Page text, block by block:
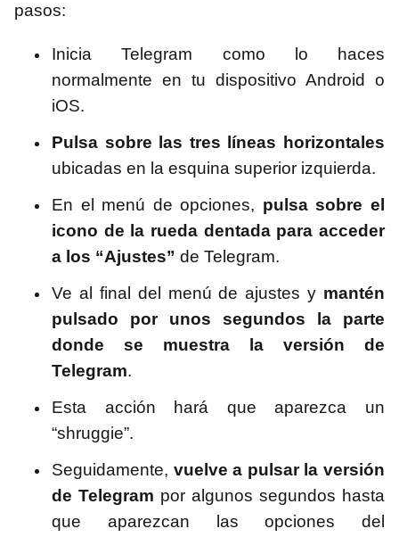
pasos:
Inicia Telegram como lo haces
normalmente en tu dispositivo Android o
iOS.
Pulsa sobre las tres líneas horizontales
ubicadas en la esquina superior izquierda.
En el menú de opciones, pulsa sobre el
icono de la rueda dentada para acceder
a los “Ajustes” de Telegram.
Ve al final del menú de ajustes y mantén
pulsado por unos segundos la parte
donde se muestra la versión de
Telegram.
Esta acción hará que aparezca un
“shruggie”.
Seguidamente, vuelve a pulsar la versión
de Telegram por algunos segundos hasta
que aparezcan las opciones del